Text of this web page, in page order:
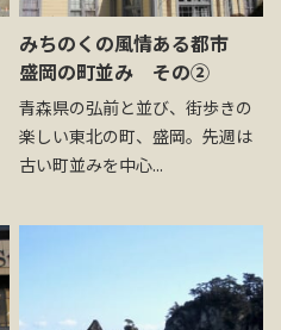
検索
みちのくの風情ある都市
盛岡の町並み その②
青森県の弘前と並び、街歩きの
楽しい東北の町、盛岡。先週は
古い町並みを中心...